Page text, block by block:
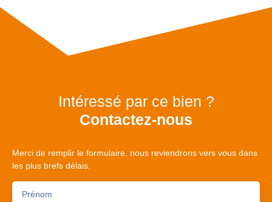
Intéressé par ce bien ?
Contactez-nous
Merci de remplir le formulaire, nous reviendrons vers vous dans
les plus brefs délais.
Prénom